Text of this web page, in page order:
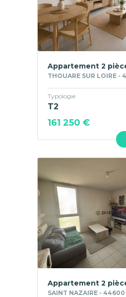
Appartement 2
THOUARE SUR LOIRE -
Typologie
T2
161 250 €
Appartement 2
SAINT NAZAIRE - 44600